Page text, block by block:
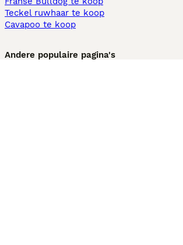
Teckel ruwhaar te koop
Cavapoo te koop
Andere populaire pagina's